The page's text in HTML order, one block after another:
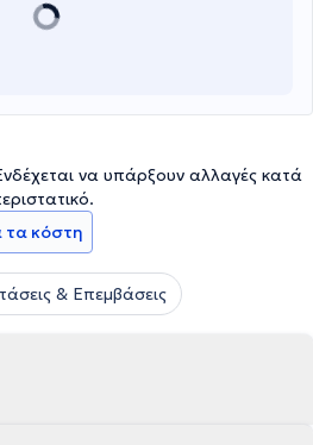
να υπάρξουν αλλαγές κατά
τα κόστη
& Επεμβάσεις